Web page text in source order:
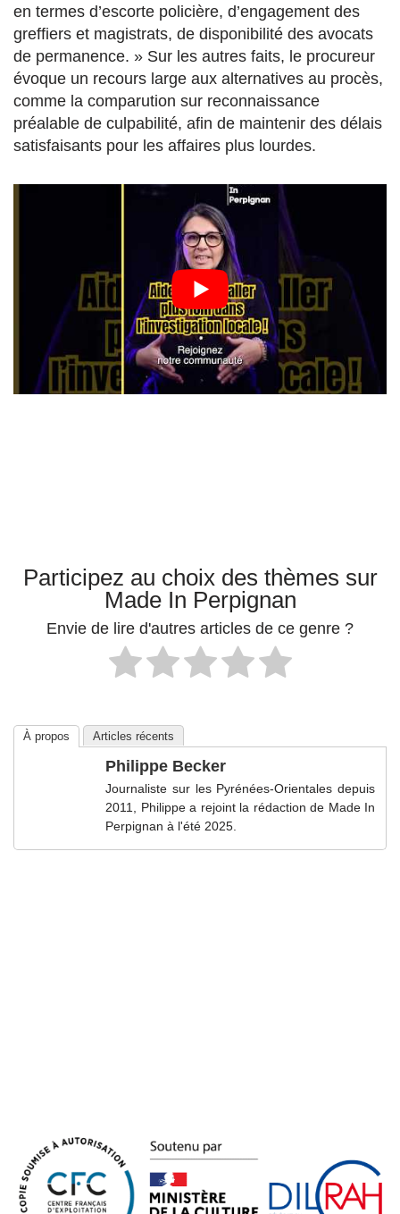
en termes d’escorte policière, d’engagement des
greffiers et magistrats, de disponibilité des avocats
de permanence. » Sur les autres faits, le procureur
évoque un recours large aux alternatives au procès,
comme la comparution sur reconnaissance
préalable de culpabilité, afin de maintenir des délais
satisfaisants pour les affaires plus lourdes.
Participez au choix des thèmes sur
Made In Perpignan
Envie de lire d'autres articles de ce genre ?
À propos Articles récents
Philippe Becker
Journaliste sur les Pyrénées-Orientales depuis
2011, Philippe a rejoint la rédaction de Made In
Perpignan à l'été 2025.